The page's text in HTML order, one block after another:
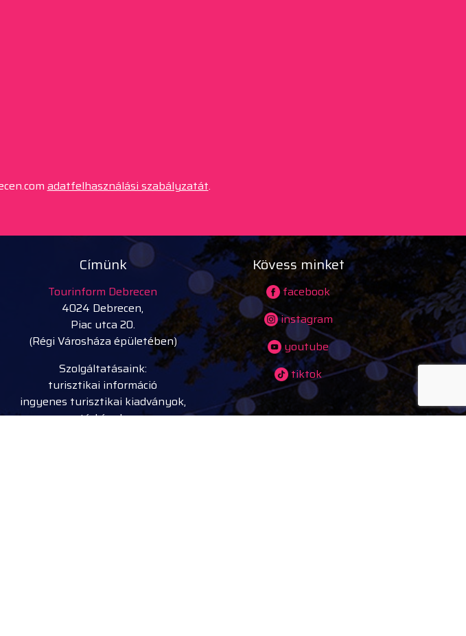
adatfelhasználási szabályzatát.
Címünk
Tourinform Debrecen
4024 Debrecen,
Piac utca 20.
(Régi Városháza épületében)
Szolgáltatásaink:
turisztikai információ
ingyenes turisztikai kiadványok,
térképek
Kövess minket
facebook
instagram
youtube
tiktok